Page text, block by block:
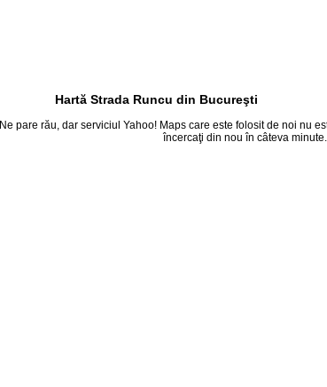
Hartă Strada Runcu din Bucureşti
Ne pare rău, dar serviciul Yahoo! Maps care este folosit de noi nu
încercaţi din nou în câteva minute.